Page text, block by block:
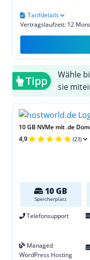
Vertragslaufzeit: 12
Tarifdetails
Tipp
Wähle
sie
10 GB NVMe mit .de
4,9 (23)
10 GB
Speicherplatz
Telefonsupport
Managed
WordPress Hosting